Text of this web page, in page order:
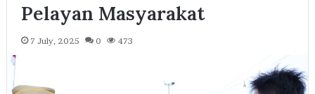
Pelayan Masyarakat
7 July, 2025 0 473